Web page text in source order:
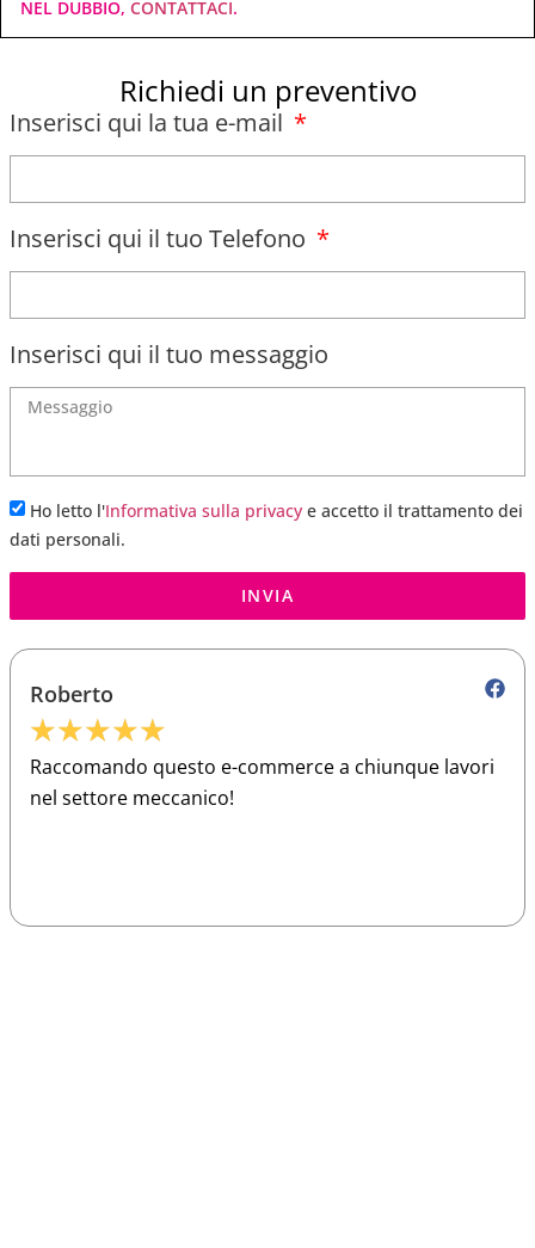
NEL DUBBIO, CONTATTACI.
Richiedi un preventivo
Inserisci qui la tua e-mail
Inserisci qui il tuo Telefono
Inserisci qui il tuo messaggio
Ho letto l'Informativa sulla privacy e accetto il trattamento dei
dati personali.
INVIA
Roberto
★★★★★
Raccomando questo e-commerce a chiunque lavori
nel settore meccanico!